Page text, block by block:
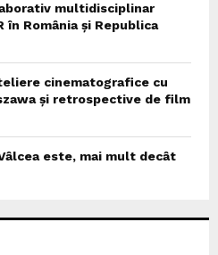
multidisciplinar
în România și Republica
cinematografice cu
și retrospective de film
este, mai mult decât